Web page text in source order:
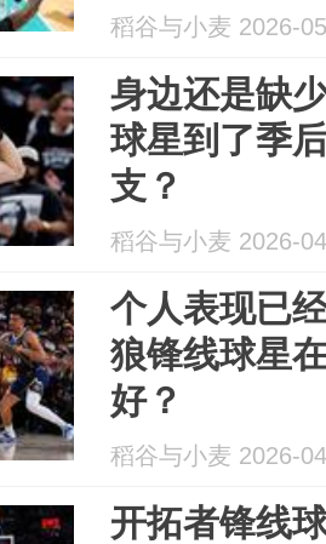
稻谷与小麦 2026-
身边还是缺
球星到了季
支？
稻谷与小麦 2026-
个人表现已
狼锋线球星
好？
稻谷与小麦 2026-
开拓者锋线